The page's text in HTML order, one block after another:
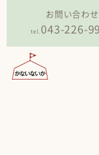
お問い合わせ
tel. 043-226-